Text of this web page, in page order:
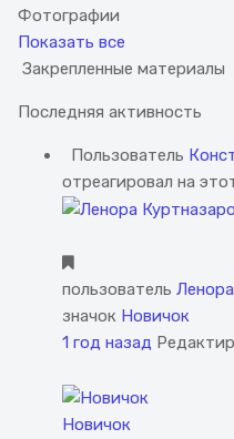
Фотографии
Показать все
Закрепленные материалы
Последняя активность
Пользователь
отреагировал на
пользователь
значок Новичок
1 год назад
Новичок